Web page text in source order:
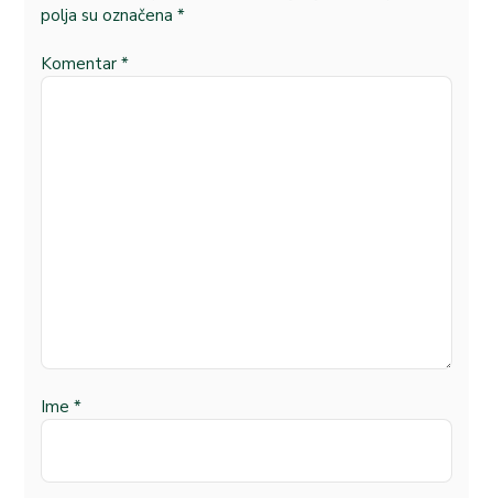
polja su označena *
Komentar *
Ime *